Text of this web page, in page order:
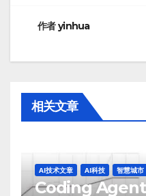
航
作者yinhua
相关文章
AI技术文章 AI科技 智慧城市
Coding Agent